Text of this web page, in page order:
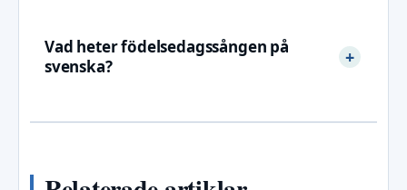
Vad heter födelsedagssången på
svenska?